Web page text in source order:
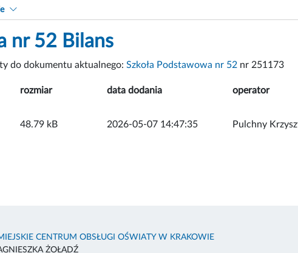
nr 52 Bilans
do dokumentu aktualnego: Szkoła Podstawowa nr 52 nr 251173
rozmiar data dodania operator
48.79 kB 2026-05-07 14:47:35 Pulchny
CENTRUM OBSŁUGI OŚWIATY W KRAKOWIE
ŻOŁĄDŹ